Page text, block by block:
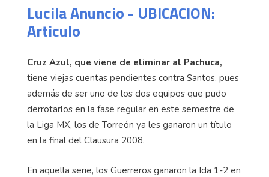
Lucila Anuncio - UBICACION:
Articulo
Cruz Azul, que viene de eliminar al Pachuca,
tiene viejas cuentas pendientes contra Santos, pues
además de ser uno de los dos equipos que pudo
derrotarlos en la fase regular en este semestre de
la Liga MX, los de Torreón ya les ganaron un título
en la final del Clausura 2008.
En aquella serie, los Guerreros ganaron la Ida 1-2 en